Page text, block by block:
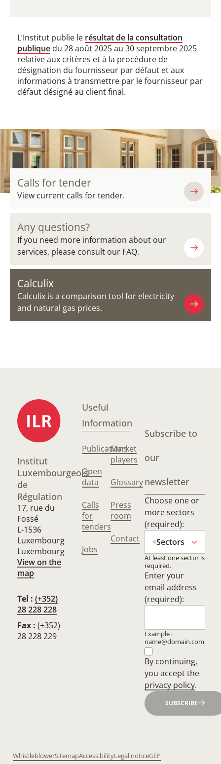
L’Institut publie le résultat de la consultation
publique du 28 août 2025 au 30 septembre 2025
relative aux critères et à la procédure de
désignation du fournisseur par défaut et aux
informations à transmettre par le fournisseur par
défaut désigné au client final.
Calls for tender
View current calls for tender.
Any questions?
If you need more information about our
services, please consult our FAQ.
Calculix
Calculix is a comparison tool for electricity
and natural gas prices.
Institut
Luxembourgeois
de
Régulation
17, rue du
Fossé
L-1536
Luxembourg
Luxembourg
View on the
map
Tel : (+352)
28 228 228
Fax : (+352)
28 228 229
Useful
Information
Publications
Open
data
Calls
for
tenders
Jobs
Market
players
Glossary
Press
room
Contact
Subscribe to
our
newsletter
Choose one or
more sectors
(required):
Sectors
At least one sector is
required.
Enter your
email address
(required):
Example :
name@domain.com
By continuing,
you accept the
privacy policy.
SUBSCRIBE
WhistleblowerSitemapAccessibilityLegal noticeGEP